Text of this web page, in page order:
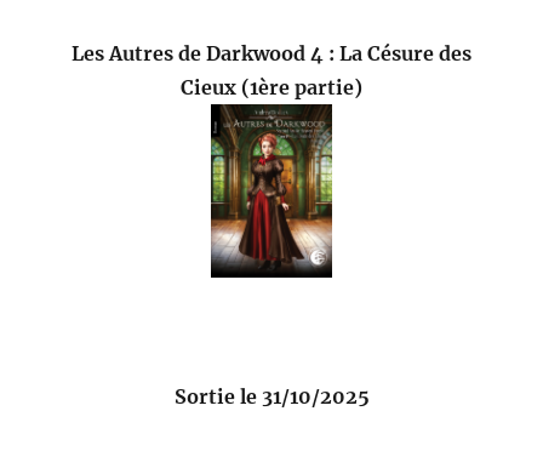
Les Autres de Darkwood 4 : La Césure des
Cieux (1ère partie)
Sortie le 31/10/2025